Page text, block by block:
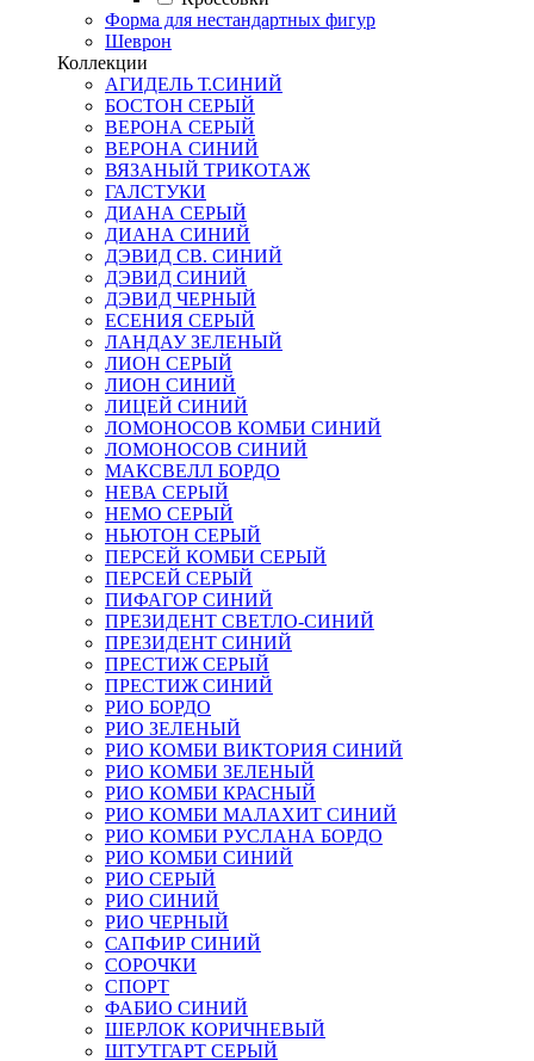
Форма для нестандартных фигур
Шеврон
Коллекции
АГИДЕЛЬ Т.СИНИЙ
БОСТОН СЕРЫЙ
ВЕРОНА СЕРЫЙ
ВЕРОНА СИНИЙ
ВЯЗАНЫЙ ТРИКОТАЖ
ГАЛСТУКИ
ДИАНА СЕРЫЙ
ДИАНА СИНИЙ
ДЭВИД СВ. СИНИЙ
ДЭВИД СИНИЙ
ДЭВИД ЧЕРНЫЙ
ЕСЕНИЯ СЕРЫЙ
ЛАНДАУ ЗЕЛЕНЫЙ
ЛИОН СЕРЫЙ
ЛИОН СИНИЙ
ЛИЦЕЙ СИНИЙ
ЛОМОНОСОВ КОМБИ СИНИЙ
ЛОМОНОСОВ СИНИЙ
МАКСВЕЛЛ БОРДО
НЕВА СЕРЫЙ
НЕМО СЕРЫЙ
НЬЮТОН СЕРЫЙ
ПЕРСЕЙ КОМБИ СЕРЫЙ
ПЕРСЕЙ СЕРЫЙ
ПИФАГОР СИНИЙ
ПРЕЗИДЕНТ СВЕТЛО-СИНИЙ
ПРЕЗИДЕНТ СИНИЙ
ПРЕСТИЖ СЕРЫЙ
ПРЕСТИЖ СИНИЙ
РИО БОРДО
РИО ЗЕЛЕНЫЙ
РИО КОМБИ ВИКТОРИЯ СИНИЙ
РИО КОМБИ ЗЕЛЕНЫЙ
РИО КОМБИ КРАСНЫЙ
РИО КОМБИ МАЛАХИТ СИНИЙ
РИО КОМБИ РУСЛАНА БОРДО
РИО КОМБИ СИНИЙ
РИО СЕРЫЙ
РИО СИНИЙ
РИО ЧЕРНЫЙ
САПФИР СИНИЙ
СОРОЧКИ
СПОРТ
ФАБИО СИНИЙ
ШЕРЛОК КОРИЧНЕВЫЙ
ШТУТГАРТ СЕРЫЙ